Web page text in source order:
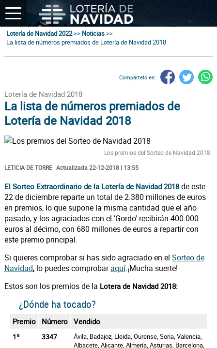
Lotería de Navidad 2022>> Noticias>>
La lista de números premiados de Lotería de Navidad 2018
Compártelo en:
Lotería de Navidad 2018
La lista de números premiados de
Lotería de Navidad 2018
Los premios del Sorteo de Navidad 2018
LETICIA DE TORRE Actualizada 22-12-2018 | 13:55
El Sorteo Extraordinario de la Lotería de Navidad 2018de este
22 de diciembre reparte un total de 2.380 millones de euros
en premios, lo que supone la misma cantidad que el año
pasado, y los agraciados con el 'Gordo' recibirán 400.000
euros al décimo, con 680 millones de euros a repartir con
este premio principal.
Si quieres comprobar si has sido agraciado en el Sorteo de
Navidad,lo puedes comprobaraquí.¡Mucha suerte!
Estos son los premios de la Lotera de Navidad 2018:
¿Dónde ha tocado?
Premio Número Vendido
1º 3347
Ávila, Badajoz, Lleida, Ourense, Soria, Valencia,
Albacete, Alicante, Almería, Asturias, Barcelona,